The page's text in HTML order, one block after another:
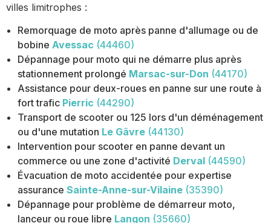
villes limitrophes :
Remorquage de moto après panne d'allumage ou de
bobine Avessac (44460)
Dépannage pour moto qui ne démarre plus après
stationnement prolongé Marsac-sur-Don (44170)
Assistance pour deux-roues en panne sur une route à
fort trafic Pierric (44290)
Transport de scooter ou 125 lors d'un déménagement
ou d'une mutation Le Gâvre (44130)
Intervention pour scooter en panne devant un
commerce ou une zone d'activité Derval (44590)
Évacuation de moto accidentée pour expertise
assurance Sainte-Anne-sur-Vilaine (35390)
Dépannage pour problème de démarreur moto,
lanceur ou roue libre Langon (35660)